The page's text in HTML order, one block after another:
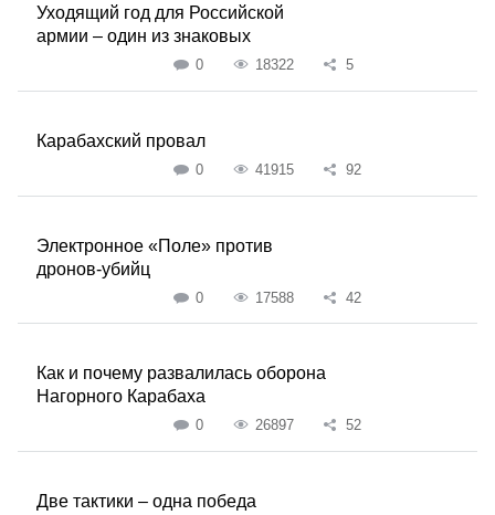
Уходящий год для Российской
армии – один из знаковых
0 18322 5
Карабахский провал
0 41915 92
Электронное «Поле» против
дронов-убийц
0 17588 42
Как и почему развалилась оборона
Нагорного Карабаха
0 26897 52
Две тактики – одна победа